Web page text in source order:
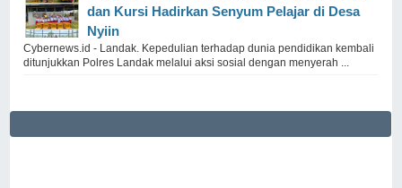
dan Kursi Hadirkan Senyum Pelajar di Desa
Nyiin
Cybernews.id - Landak. Kepedulian terhadap dunia pendidikan kembali
ditunjukkan Polres Landak melalui aksi sosial dengan menyerah ...